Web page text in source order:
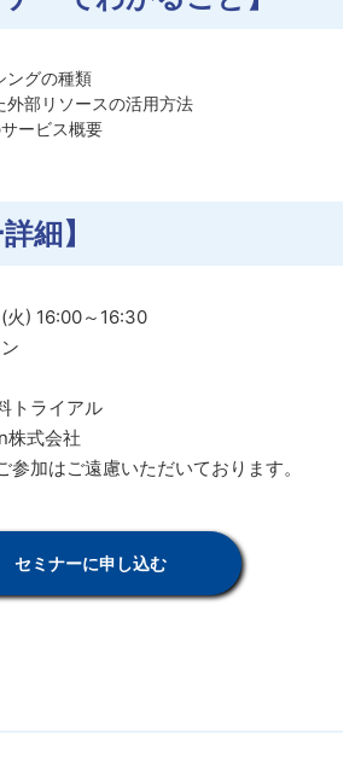
ングの種類
外部リソースの活用方法
ービス概要
細】
火) 16:00～16:30
トライアル
式会社
参加はご遠慮いただいております。
セミナーに申し込む